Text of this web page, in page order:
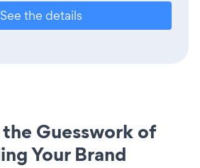
See the details
Guesswork of
Your Brand